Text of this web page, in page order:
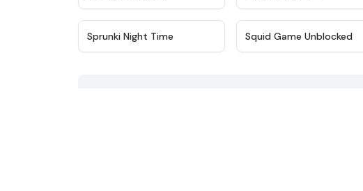
Sprunki Night Time ★
Squid Game Unblocked